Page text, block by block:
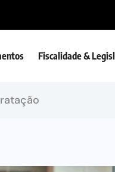
Fiscalidade &